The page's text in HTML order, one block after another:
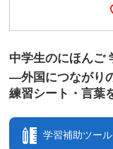
中学生のにほんご
―外国につながり
練習シート・言葉
学習補助ツール